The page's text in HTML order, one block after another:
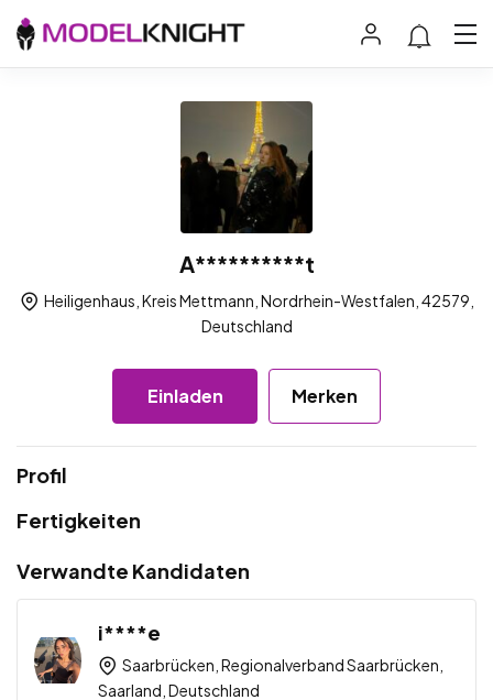
A**********t
Heiligenhaus, Kreis Mettmann, Nordrhein-Westfalen, 42579,
Deutschland
Einladen Merken
Profil
Fertigkeiten
Verwandte Kandidaten
i****e
Saarbrücken, Regionalverband Saarbrücken,
Saarland, Deutschland